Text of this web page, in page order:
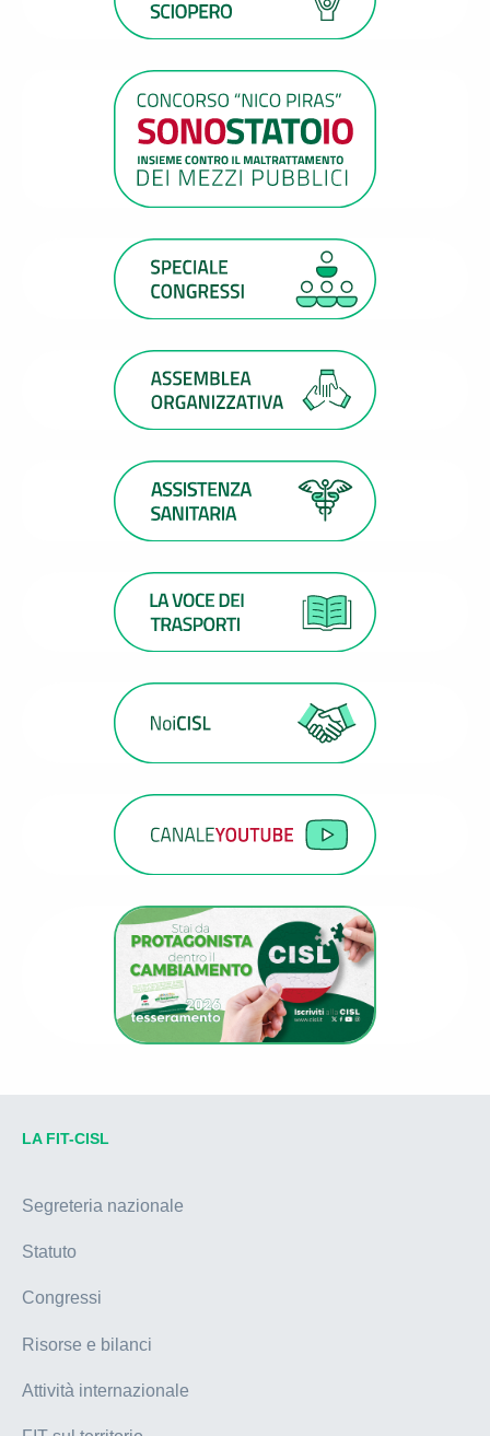
LA FIT-CISL
Segreteria nazionale
Statuto
Congressi
Risorse e bilanci
Attività internazionale